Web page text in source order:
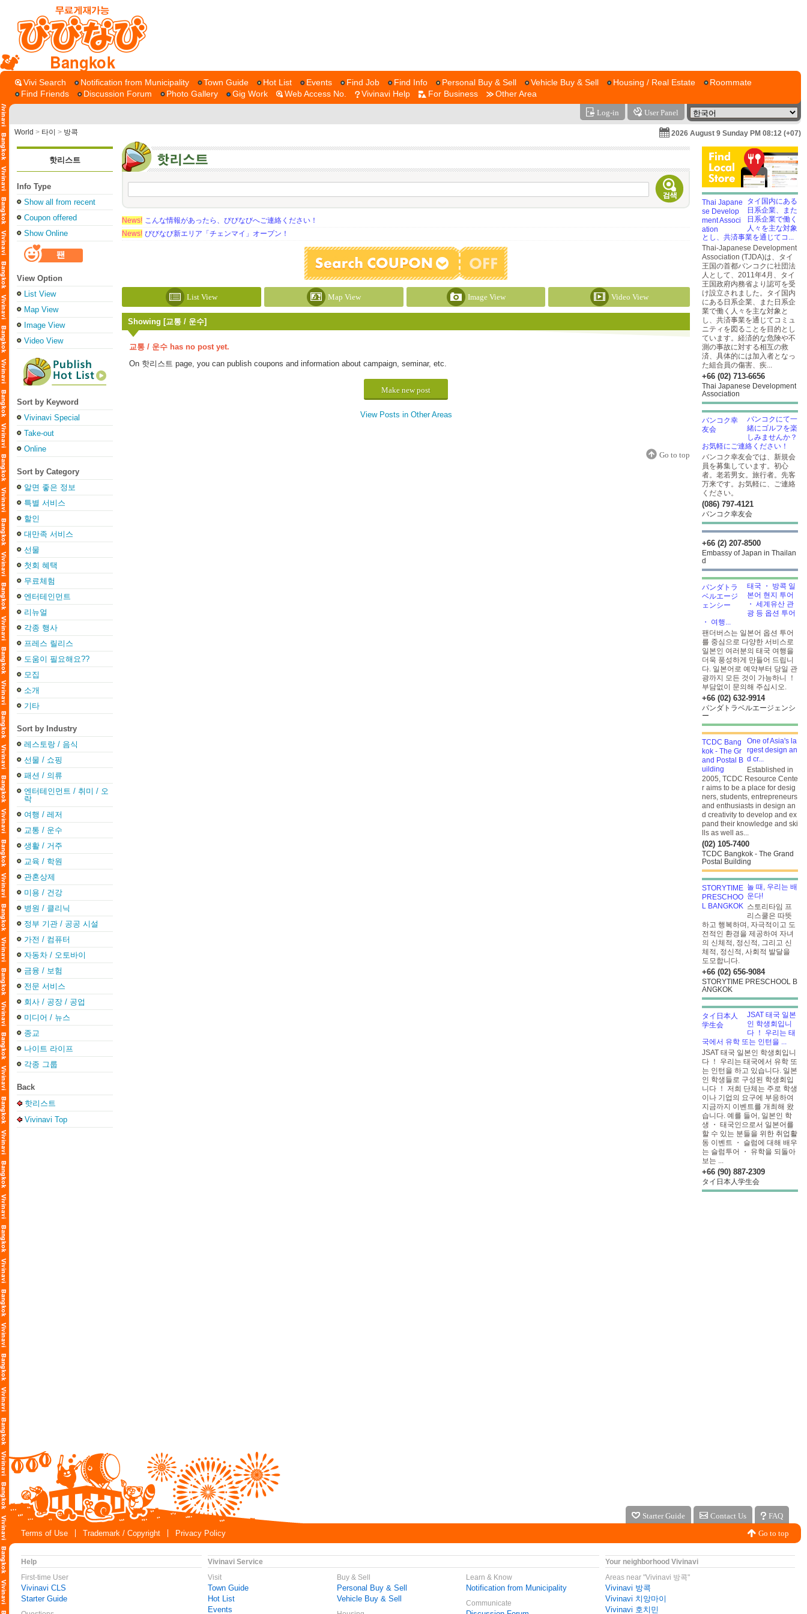
Bangkok
Vivi Search Notification from Municipality Town Guide Hot List Events Find Job Find Info Personal Buy & Sell Vehicle Buy & Sell Housing / Real Estate
Roommate
Find Friends
Discussion Forum Photo Gallery Gig Work Web Access No. Vivinavi Help For Business Other Area
Log-in User Panel
World > 타이 > 방콕 2026 August 9 Sunday PM 08:12 (+07)
핫리스트
Info Type
Show all from recent
Coupon offered
Show Online
View Option
List View
Map View
Image View
Video View
Sort by Keyword
Vivinavi Special
Take-out
Online
Sort by Category
알면 좋은 정보
특별 서비스
할인
대만족 서비스
선물
첫회 혜택
무료체험
엔터테인먼트
리뉴얼
각종 행사
프레스 릴리스
도움이 필요해요??
모집
소개
기타
Sort by Industry
레스토랑 / 음식
선물 / 쇼핑
패션 / 의류
엔터테인먼트 / 취미 / 오
락
여행 / 레저
교통 / 운수
생활 / 거주
교육 / 학원
관혼상제
미용 / 건강
병원 / 클리닉
정부 기관 / 공공 시설
가전 / 컴퓨터
자동차 / 오토바이
금융 / 보험
전문 서비스
회사 / 공장 / 공업
미디어 / 뉴스
종교
나이트 라이프
각종 그룹
Back
핫리스트
Vivinavi Top
News! こんな情報があったら、びびなびへご連絡ください！
News! びびなび新エリア「チェンマイ」オープン！
List View Map View Image View Video View
Showing [교통 / 운수]
교통 / 운수 has no post yet.
On 핫리스트 page, you can publish coupons and information about campaign, seminar, etc.
Make new post
View Posts in Other Areas
Go to top
タイ国内にある
日系企業、また
日系企業で働く
人々を主な対象
とし、共済事業を通じてコ...
Thai-Japanese Development
Association (TJDA)は、タイ
王国の首都バンコクに社団法
人として、2011年4月、タイ
王国政府内務省より認可を受
け設立されました。タイ国内
にある日系企業、また日系企
業で働く人々を主な対象と
し、共済事業を通じてコミュ
ニティを図ることを目的とし
ています。経済的な危険や不
測の事故に対する相互の救
済、具体的には加入者となっ
た組合員の傷害、疾...
+66 (02) 713-6656
Thai Japanese Development
Association
バンコクにて一
緒にゴルフを楽
しみませんか？
お気軽にご連絡ください！
バンコク幸友会では、新規会
員を募集しています。初心
者。老若男女。旅行者。先客
万来です。お気軽に、ご連絡
ください。
(086) 797-4121
バンコク幸友会
+66 (2) 207-8500
Embassy of Japan in Thailan
d
태국 ・ 방콕 일
본어 현지 투어
・ 세계유산 관
광 등 옵션 투어
・ 여행...
팬더버스는 일본어 옵션 투어
를 중심으로 다양한 서비스로
일본인 여러분의 태국 여행을
더욱 풍성하게 만들어 드립니
다. 일본어로 예약부터 당일 관
광까지 모든 것이 가능하니 ！
부담없이 문의해 주십시오.
+66 (02) 632-9914
パンダトラベルエージェンシ
ー
One of Asia's la
rgest design an
d cr...
Established in
2005, TCDC Resource Cente
r aims to be a place for desig
ners, students, entrepreneurs
and enthusiasts in design an
d creativity to develop and ex
pand their knowledge and ski
lls as well as...
(02) 105-7400
TCDC Bangkok - The Grand
Postal Building
놀 때, 우리는 배
운다!
스토리타임 프
리스쿨은 따뜻
하고 행복하며, 자극적이고 도
전적인 환경을 제공하여 자녀
의 신체적, 정신적, 그리고 신
체적, 정신적, 사회적 발달을
도모합니다.
+66 (02) 656-9084
STORYTIME PRESCHOOL B
ANGKOK
JSAT 태국 일본
인 학생회입니
다 ！ 우리는 태
국에서 유학 또는 인턴을 ...
JSAT 태국 일본인 학생회입니
다 ！ 우리는 태국에서 유학 또
는 인턴을 하고 있습니다. 일본
인 학생들로 구성된 학생회입
니다 ！ 저희 단체는 주로 학생
이나 기업의 요구에 부응하여
지금까지 이벤트를 개최해 왔
습니다. 예를 들어, 일본인 학
생 ・ 태국인으로서 일본어를
할 수 있는 분들을 위한 취업활
동 이벤트 ・ 슬럼에 대해 배우
는 슬럼투어 ・ 유학을 되돌아
보는 ...
+66 (90) 887-2309
タイ日本人学生会
Starter Guide Contact Us
FAQ
Terms of Use
Trademark / Copyright Privacy Policy Go to top
Help
First-time User
Vivinavi CLS
Starter Guide
Vivinavi Service
Visit
Town Guide
Hot List
Events
Buy & Sell
Personal Buy & Sell
Vehicle Buy & Sell
Learn & Know
Notification from Municipality
Communicate
Your neighborhood Vivinavi
Areas near "Vivinavi 방콕"
Vivinavi 방콕
Vivinavi 치앙마이
Vivinavi 호치민